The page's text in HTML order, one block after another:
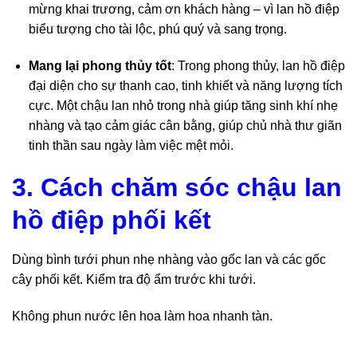
mừng khai trương, cảm ơn khách hàng – vì lan hồ điệp
biểu tượng cho tài lộc, phú quý và sang trọng.
Mang lại phong thủy tốt: Trong phong thủy, lan hồ điệp
đại diện cho sự thanh cao, tinh khiết và năng lượng tích
cực. Một chậu lan nhỏ trong nhà giúp tăng sinh khí nhẹ
nhàng và tạo cảm giác cân bằng, giúp chủ nhà thư giãn
tinh thần sau ngày làm việc mệt mỏi.
3. Cách chăm sóc chậu lan
hồ điệp phối kết
Dùng bình tưới phun nhẹ nhàng vào gốc lan và các gốc
cây phối kết. Kiểm tra độ ẩm trước khi tưới.
Không phun nước lên hoa làm hoa nhanh tàn.